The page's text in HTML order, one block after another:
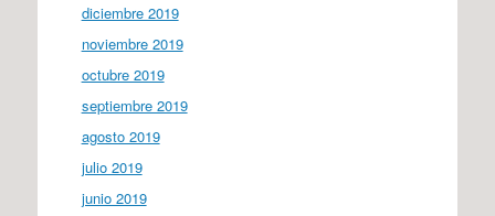
diciembre 2019
noviembre 2019
octubre 2019
septiembre 2019
agosto 2019
julio 2019
junio 2019